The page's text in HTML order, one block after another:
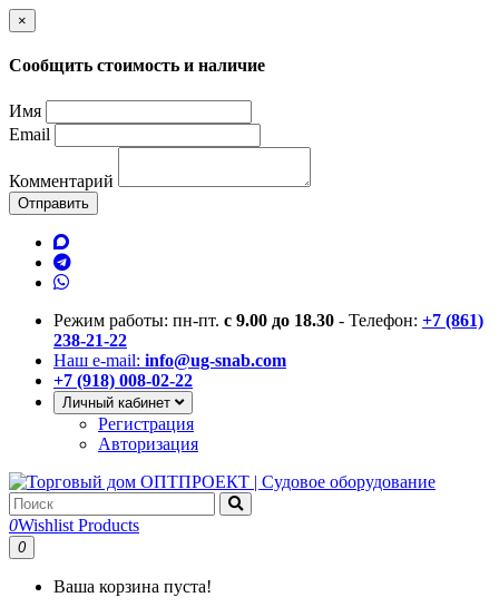
×
Сообщить стоимость и наличие
Имя
Email
Комментарий
Отправить
Режим работы: пн-пт. с 9.00 до 18.30 - Телефон: +7 (861)
238-21-22
Наш e-mail: info@ug-snab.com
+7 (918) 008-02-22
Личный кабинет
Регистрация
Авторизация
0Wishlist Products
0
Ваша корзина пуста!